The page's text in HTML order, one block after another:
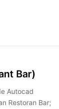
Bar)
Autocad
Restoran Bar;